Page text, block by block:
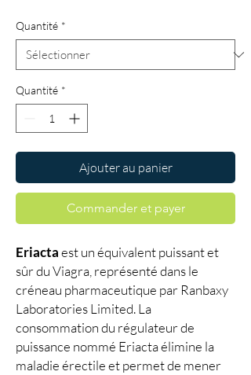
Quantité *
Quantité *
Ajouter au panier
Commander et payer
Eriactaest un équivalent puissant et
sûr du Viagra, représenté dans le
créneau pharmaceutique par Ranbaxy
Laboratories Limited. La
consommation du régulateur de
puissance nommé Eriacta élimine la
maladie érectile et permet de mener